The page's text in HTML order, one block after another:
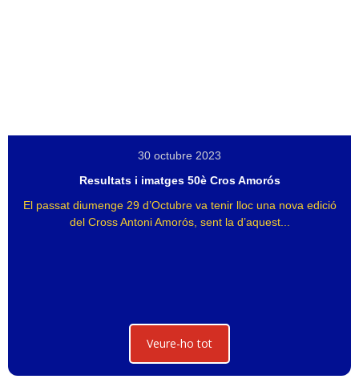
30 octubre 2023
Resultats i imatges 50è Cros Amorós
El passat diumenge 29 d’Octubre va tenir lloc una nova edició
del Cross Antoni Amorós, sent la d’aquest...
Veure-ho tot